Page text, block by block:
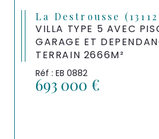
La Destrousse
VILLA TYPE 5 AVEC
GARAGE ET
TERRAIN 2666M²
Réf : EB 0882
693 000 €